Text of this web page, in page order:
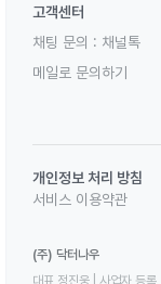
고객센터
채팅 문의 : 채널톡
메일로 문의하기
개인정보 처리 방침
서비스 이용약관
(주) 닥터나우
대표 정진웅 | 사업자